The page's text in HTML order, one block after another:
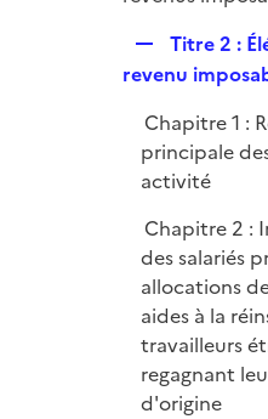
r
r i
e
r
e
l
i
e
r
Titre 2 :
revenu
Chapitre 1 :
principale
activité
Chapitre 2 :
des salariés
allocations
aides à la
travailleurs
regagnant
d'origine